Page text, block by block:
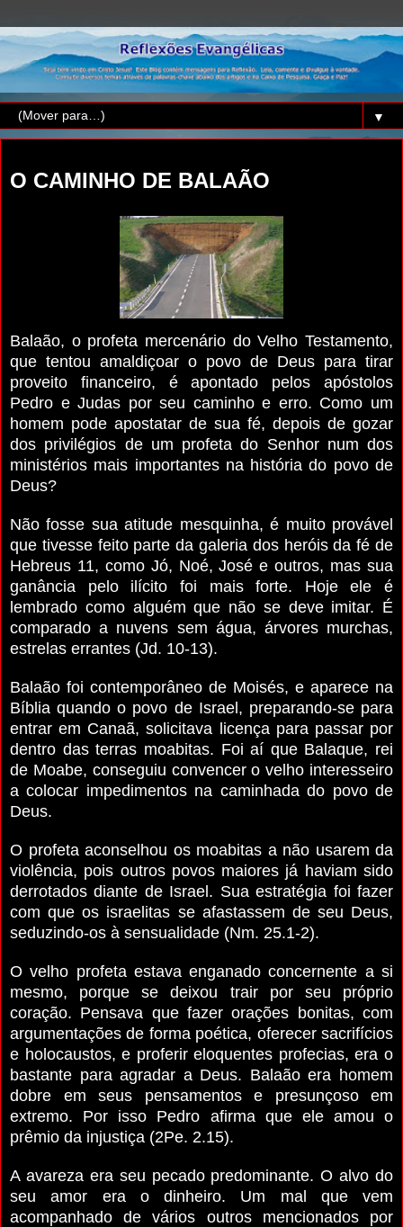
▼
O CAMINHO DE BALAÃO
Balaão, o profeta mercenário do Velho Testamento,
que tentou amaldiçoar o povo de Deus para tirar
proveito financeiro, é apontado pelos apóstolos
Pedro e Judas por seu caminho e erro. Como um
homem pode apostatar de sua fé, depois de gozar
dos privilégios de um profeta do Senhor num dos
ministérios mais importantes na história do povo de
Deus?
Não fosse sua atitude mesquinha, é muito provável
que tivesse feito parte da galeria dos heróis da fé de
Hebreus 11, como Jó, Noé, José e outros, mas sua
ganância pelo ilícito foi mais forte. Hoje ele é
lembrado como alguém que não se deve imitar. É
comparado a nuvens sem água, árvores murchas,
estrelas errantes (Jd. 10-13).
Balaão foi contemporâneo de Moisés, e aparece na
Bíblia quando o povo de Israel, preparando-se para
entrar em Canaã, solicitava licença para passar por
dentro das terras moabitas. Foi aí que Balaque, rei
de Moabe, conseguiu convencer o velho interesseiro
a colocar impedimentos na caminhada do povo de
Deus.
O profeta aconselhou os moabitas a não usarem da
violência, pois outros povos maiores já haviam sido
derrotados diante de Israel. Sua estratégia foi fazer
com que os israelitas se afastassem de seu Deus,
seduzindo-os à sensualidade (Nm. 25.1-2).
O velho profeta estava enganado concernente a si
mesmo, porque se deixou trair por seu próprio
coração. Pensava que fazer orações bonitas, com
argumentações de forma poética, oferecer sacrifícios
e holocaustos, e proferir eloquentes profecias, era o
bastante para agradar a Deus. Balaão era homem
dobre em seus pensamentos e presunçoso em
extremo. Por isso Pedro afirma que ele amou o
prêmio da injustiça (2Pe. 2.15).
A avareza era seu pecado predominante. O alvo do
seu amor era o dinheiro. Um mal que vem
acompanhado de vários outros mencionados por